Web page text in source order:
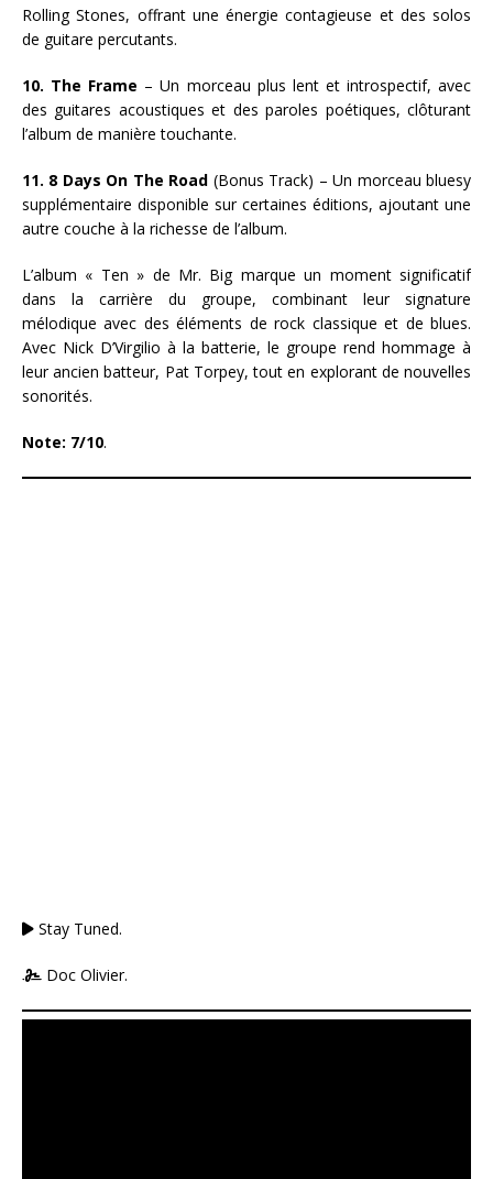
Rolling Stones, offrant une énergie contagieuse et des solos
de guitare percutants.
10. The Frame – Un morceau plus lent et introspectif, avec
des guitares acoustiques et des paroles poétiques, clôturant
l’album de manière touchante.
11. 8 Days On The Road (Bonus Track) – Un morceau bluesy
supplémentaire disponible sur certaines éditions, ajoutant une
autre couche à la richesse de l’album.
L’album « Ten » de Mr. Big marque un moment significatif
dans la carrière du groupe, combinant leur signature
mélodique avec des éléments de rock classique et de blues.
Avec Nick D’Virgilio à la batterie, le groupe rend hommage à
leur ancien batteur, Pat Torpey, tout en explorant de nouvelles
sonorités.
Note: 7/10.
Stay Tuned.
Doc Olivier.